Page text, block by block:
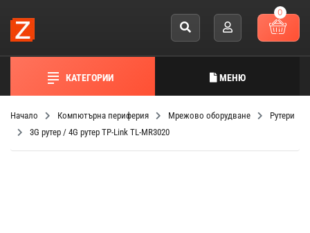
0
КАТЕГОРИИ МЕНЮ
Начало Компютърна периферия Мрежово оборудване
Рутери
3G рутер / 4G рутер TP-Link TL-MR3020